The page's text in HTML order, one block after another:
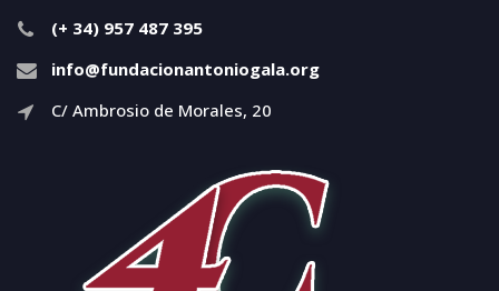
(+ 34) 957 487 395
info@fundacionantoniogala.org
C/ Ambrosio de Morales, 20